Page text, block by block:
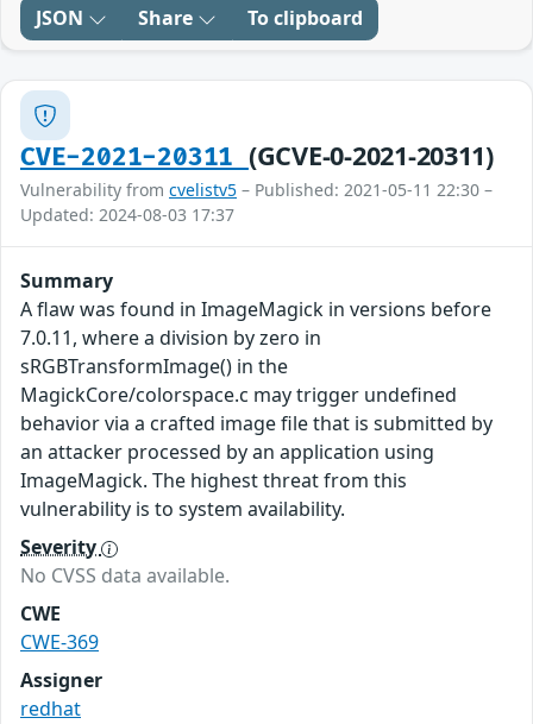
JSON Share To clipboard
CVE-2021-20311 (GCVE-0-2021-20311)
Vulnerability from cvelistv5 – Published: 2021-05-11 22:30 –
Updated: 2024-08-03 17:37
Summary
A flaw was found in ImageMagick in versions before
7.0.11, where a division by zero in
sRGBTransformImage() in the
MagickCore/colorspace.c may trigger undefined
behavior via a crafted image file that is submitted by
an attacker processed by an application using
ImageMagick. The highest threat from this
vulnerability is to system availability.
Severity
No CVSS data available.
CWE
CWE-369
Assigner
redhat